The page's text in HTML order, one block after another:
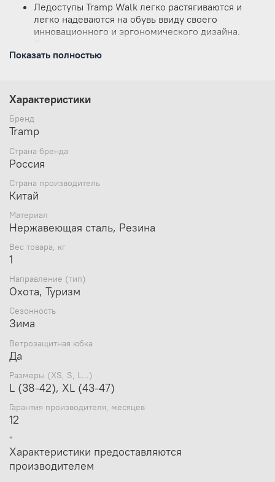
Ледоступы Tramp Walk легко растягиваются и
легко надеваются на обувь ввиду своего
инновационного и эргономического дизайна.
шипы из нержавеющей стали обеспечивают
Материал ледоступов: резина
Количество шипов: 10
Показать полностью
Характеристики
Бренд
Tramp
Страна бренда
Россия
Страна производитель
Китай
Материал
Нержавеющая сталь, Резина
Вес товара, кг
1
Направление (тип)
Охота, Туризм
Сезонность
Зима
Ветрозащитная юбка
Да
Размеры (XS, S, L...)
L (38-42), XL (43-47)
Гарантия производителя, месяцев
12
*
Характеристики предоставляются
производителем